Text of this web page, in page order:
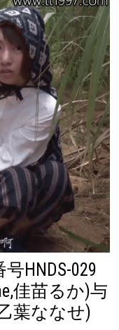
HNDS-029
佳苗るか)与
葉ななせ)